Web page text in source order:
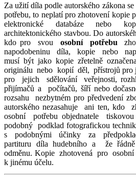
Za užití díla podle autorského zákona
potřebu, to neplatí pro zhotovení kopie
elektronické databáze nebo
architektonického stavbou. Do
kdo pro svou osobní potřebu
napodobeninu díla, kopie nebo
musí být jako kopie zřetelně
originálu nebo kopií děl, přístrojů pro
pro jejich sdělování veřejnosti,
přijímačů a počítačů, šíří nebo
rozsahu nezbytném pro předvedení
autorského nezasahuje ani ten, kdo
osobní potřebu objednatele
podobný podklad fotografickou
s podobnými účinky za
partituru díla hudebního a že
odměnu. Kopie zhotovená pro
k jinému účelu.